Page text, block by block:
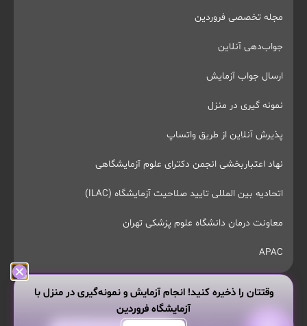
مجله تخصصی فروردین
جواب‌دهی آنلاین
ارسال جواب آزمایش
نمونه گیری در منزل
پذیرش آنلاین از طریق واتساپ
نهاد اعتباربخشی انجمن دکترای علوم آزمایشگاهی
اتحادیه بین المللی تایید صلاحیت آزمایشگاه (ILAC)
معاونت درمان دانشگاه علوم پزشکی تهران
APAC
وقتتان را ذخیره کنید! انجام آزمایش و نمونه‌گیری در منزل با
آزمایشگاه فروردین